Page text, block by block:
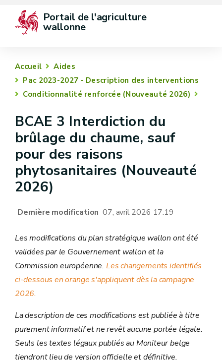
Portail de l'agriculture
wallonne
Accueil
Aides
Pac 2023-2027 - Description des interventions
Conditionnalité renforcée (Nouveauté 2026)
BCAE 3 Interdiction du
brûlage du chaume, sauf
pour des raisons
phytosanitaires (Nouveauté
2026)
Dernière modification 07, avril 2026 17:19
Les modifications du plan stratégique wallon ont été
validées par le Gouvernement wallon et la
Commission européenne. Les changements identifiés
ci-dessous en orange s'appliquent dès la campagne
2026.
La description de ces modifications est publiée à titre
purement informatif et ne revêt aucune portée légale.
Seuls les textes légaux publiés au Moniteur belge
tiendront lieu de version officielle et définitive.